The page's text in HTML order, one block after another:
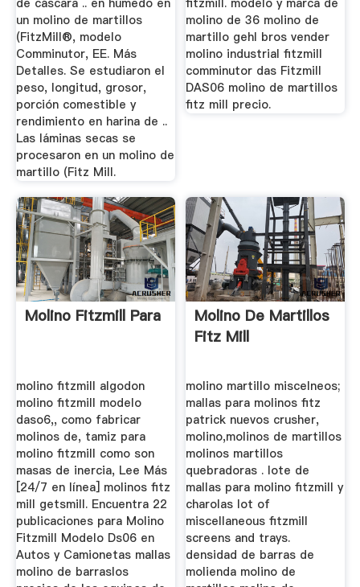
un molino de martillos
(FitzMill®, modelo
Comminutor, EE. Más
Detalles. Se estudiaron el
peso, longitud, grosor,
porción comestible y
rendimiento en harina de ..
Las láminas secas se
procesaron en un molino de
martillo (Fitz Mill.
molino de 36 molino de
martillo gehl bros vender
molino industrial fitzmill
comminutor das Fitzmill
DAS06 molino de martillos
fitz mill precio.
Molino Fitzmill Para
molino fitzmill algodon
molino fitzmill modelo
daso6,, como fabricar
molinos de, tamiz para
molino fitzmill como son
masas de inercia, Lee Más
[24/7 en línea] molinos fitz
mill getsmill. Encuentra 22
publicaciones para Molino
Fitzmill Modelo Ds06 en
Autos y Camionetas mallas
molino de barraslos
Molino De Martillos
Fitz Mill
molino martillo miscelneos;
mallas para molinos fitz
patrick nuevos crusher,
molino,molinos de martillos
molinos martillos
quebradoras . lote de
mallas para molino fitzmill y
charolas lot of
miscellaneous fitzmill
screens and trays.
densidad de barras de
molienda molino de